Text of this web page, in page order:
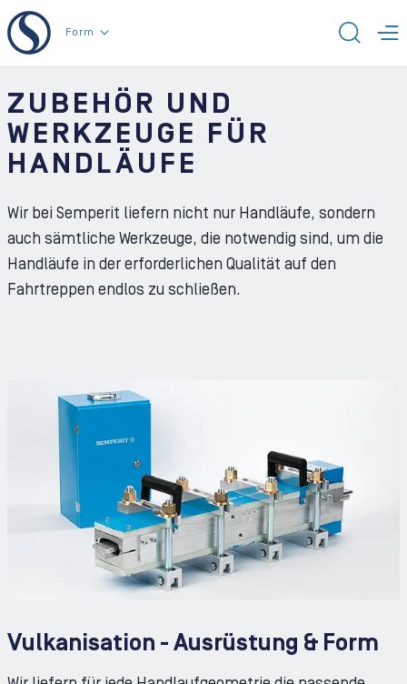
Zum Inhalt der Seite
Form
ZUBEHÖR UND
WERKZEUGE FÜR
HANDLÄUFE
Wir bei Semperit liefern nicht nur Handläufe, sondern
auch sämtliche Werkzeuge, die notwendig sind, um die
Handläufe in der erforderlichen Qualität auf den
Fahrtreppen endlos zu schließen.
Vulkanisation - Ausrüstung & Form